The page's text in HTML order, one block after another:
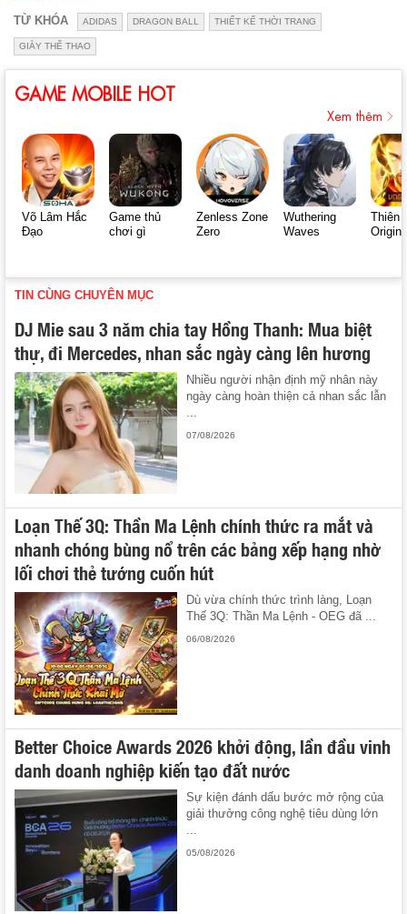
TỪ KHÓA ADIDAS DRAGON BALL THIẾT KẾ THỜI TRANG
GIÀY THỂ THAO
GAME MOBILE HOT
Xem thêm
Võ Lâm Hắc
Đạo
Game thủ
chơi gì
Zenless Zone
Zero
Wuthering
Waves
Thiên
Origin
TIN CÙNG CHUYÊN MỤC
DJ Mie sau 3 năm chia tay Hồng Thanh: Mua biệt
thự, đi Mercedes, nhan sắc ngày càng lên hương
Nhiều người nhận định mỹ nhân này
ngày càng hoàn thiện cả nhan sắc lẫn
07/08/2026
Loạn Thế 3Q: Thần Ma Lệnh chính thức ra mắt và
nhanh chóng bùng nổ trên các bảng xếp hạng nhờ
lối chơi thẻ tướng cuốn hút
Dù vừa chính thức trình làng, Loạn
Thế 3Q: Thần Ma Lệnh - OEG đã ...
06/08/2026
Better Choice Awards 2026 khởi động, lần đầu vinh
danh doanh nghiệp kiến tạo đất nước
Sự kiện đánh dấu bước mở rộng của
giải thưởng công nghệ tiêu dùng lớn
05/08/2026